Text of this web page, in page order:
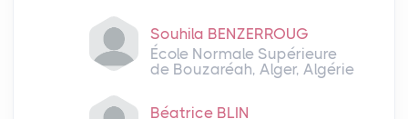
Souhila BENZERROUG
École Normale Supérieure
de Bouzaréah, Alger, Algérie
Béatrice BLIN